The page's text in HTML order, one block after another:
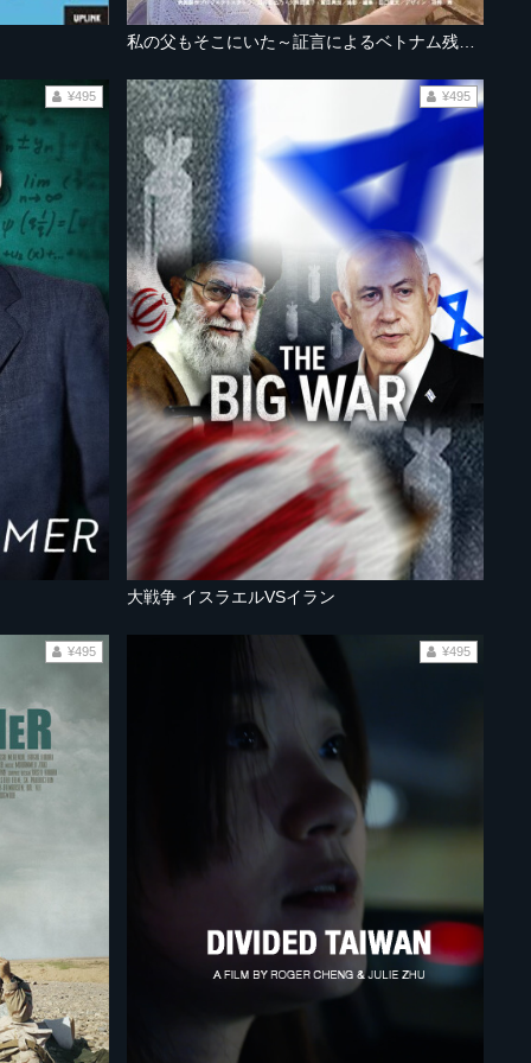
私の父もそこにいた～証言によるベトナム残留日本兵の存在～
¥495
大戦争 イスラエルVSイラン
¥495
¥495 ¥495